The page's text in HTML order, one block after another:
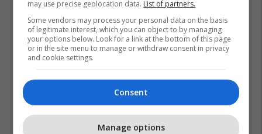
Promo Reklamo këtu
may use precise geolocation data. List of partners.
Some vendors may process your personal data on the basis
of legitimate interest, which you can object to by managing
your options below. Look for a link at the bottom of this page
or in the site menu to manage or withdraw consent in privacy
and cookie settings.
Consent
Manage options